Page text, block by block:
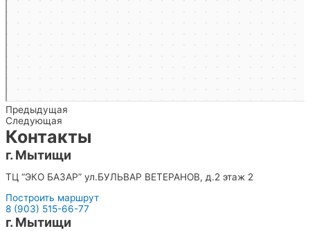
Предыдущая
Следующая
Контакты
г. Мытищи
ТЦ “ЭКО БАЗАР” ул.БУЛЬВАР ВЕТЕРАНОВ, д.2 этаж 2
Построить маршрут
8 (903) 515-66-77
г. Мытищи